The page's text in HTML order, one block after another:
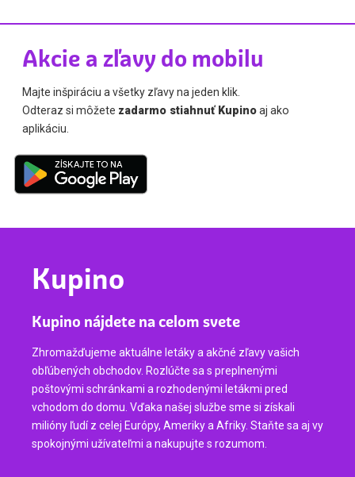
Akcie a zľavy do mobilu
Majte inšpiráciu a všetky zľavy na jeden klik.
Odteraz si môžete zadarmo stiahnuť Kupinoaj ako
aplikáciu.
Kupino
Kupino nájdete na celom svete
Zhromažďujeme aktuálne letáky a akčné zľavy vašich
obľúbených obchodov. Rozlúčte sa s preplnenými
poštovými schránkami a rozhodenými letákmi pred
vchodom do domu. Vďaka našej službe sme si získali
milióny ľudí z celej Európy, Ameriky a Afriky. Staňte sa aj vy
spokojnými užívateľmi a nakupujte s rozumom.